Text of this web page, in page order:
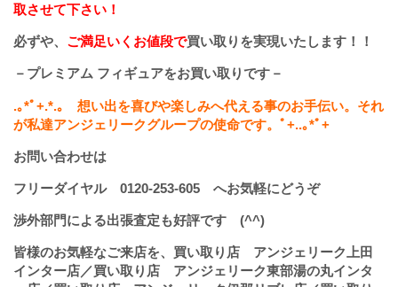
取させて下さい！
必ずや、 ご満足いくお値段で買い取りを実現いたします！！
－プレミアム フィギュアをお買い取りです－
.｡*ﾟ+.*.｡ 想い出を喜びや楽しみへ代える事のお手伝い。それ
が私達アンジェリークグループの使命です。ﾟ+..｡*ﾟ+
お問い合わせは
フリーダイヤル 0120-253-605 へお気軽にどうぞ
渉外部門による出張査定も好評です (^^)
皆様のお気軽なご来店を、買い取り店 アンジェリーク上田
インター店／買い取り店 アンジェリーク東部湯の丸インタ